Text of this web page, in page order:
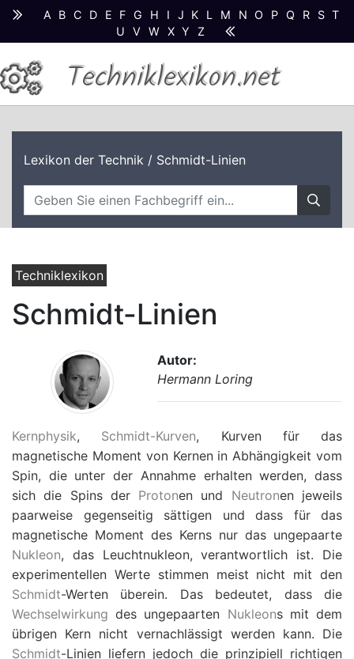
A B C D E F G H I J K L M N O P Q R S T
U
V W X Y Z
Techniklexikon.net
Lexikon der Technik / Schmidt-Linien
Techniklexikon
Schmidt-Linien
Autor:
Hermann Loring
Kernphysik, Schmidt-Kurven, Kurven für das
magnetische Moment von Kernen in Abhängigkeit vom
Spin, die unter der Annahme erhalten werden, dass
sich die Spins der Protonen und Neutronen jeweils
paarweise gegenseitig sättigen und dass für das
magnetische Moment des Kerns nur das ungepaarte
Nukleon, das Leuchtnukleon, verantwortlich ist. Die
experimentellen Werte stimmen meist nicht mit den
Schmidt-Werten überein. Das bedeutet, dass die
Wechselwirkung des ungepaarten Nukleons mit dem
übrigen Kern nicht vernachlässigt werden kann. Die
Schmidt-Linien liefern jedoch die prinzipiell richtigen